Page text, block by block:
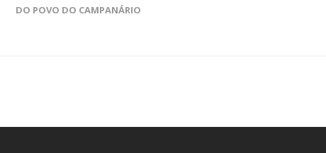
DO POVO DO CAMPANÁRIO